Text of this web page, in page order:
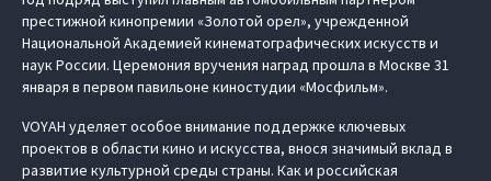
престижной кинопремии «Золотой орел», учрежденной
Национальной Академией кинематографических искусств и
наук России. Церемония вручения наград прошла в Москве 31
января в первом павильоне киностудии «Мосфильм».
VOYAH уделяет особое внимание поддержке ключевых
проектов в области кино и искусства, внося значимый вклад в
развитие культурной среды страны. Как и российская